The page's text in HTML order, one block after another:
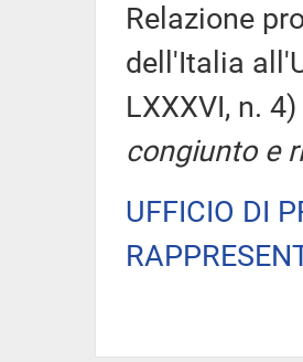
Relazione
dell'Italia
LXXXVI, n.
congiunto e
UFFICIO DI